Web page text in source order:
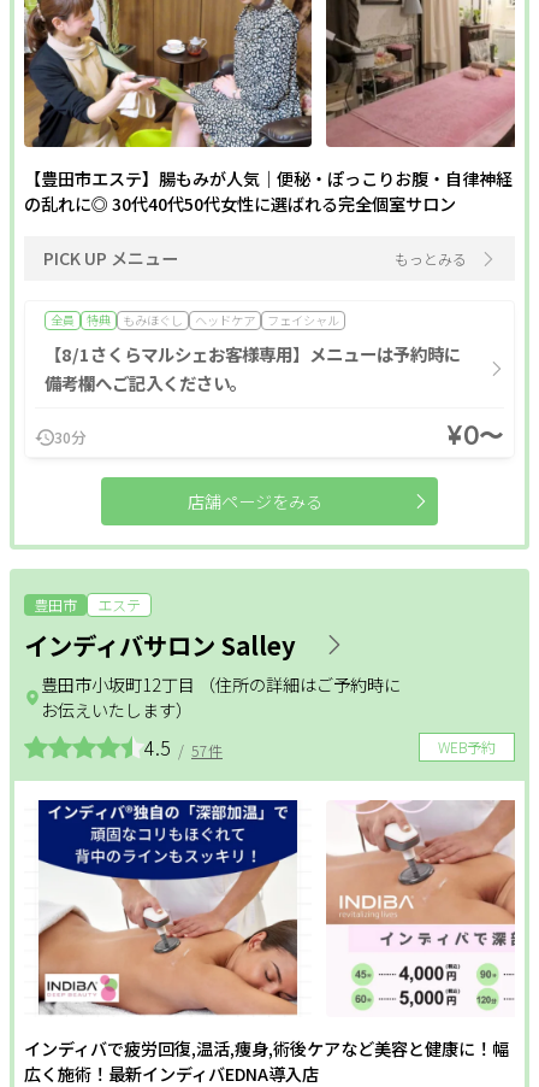
【豊田市エステ】腸もみが人気｜便秘・ぽっこりお腹・自律神経
の乱れに◎ 30代40代50代女性に選ばれる完全個室サロン
PICK UP メニュー もっとみる
全員 特典 もみほぐし ヘッドケア フェイシャル
【8/1さくらマルシェお客様専用】メニューは予約時に
備考欄へご記入ください。
30分 ¥0〜
店舗ページをみる
豊田市 エステ
インディバサロン Salley
WEB予約
4.5 / 57件
豊田市小坂町12丁目 （住所の詳細はご予約時に
お伝えいたします）
インディバで疲労回復,温活,痩身,術後ケアなど美容と健康に！幅
広く施術！最新インディバEDNA導入店